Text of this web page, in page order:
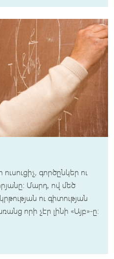
գործընկեր ու
Մարդ, ով մեծ
ու գիտության
որի չէր լինի «Այբ»-ը։